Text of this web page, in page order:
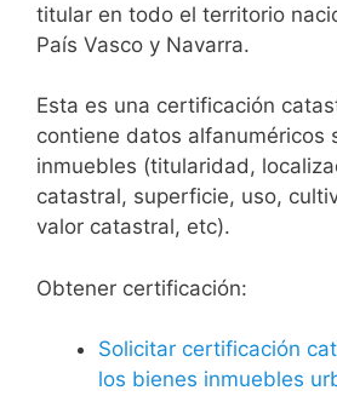
titular en todo el territorio
País Vasco y Navarra.
Esta es una certificación
contiene datos alfanuméricos
inmuebles (titularidad,
catastral, superficie, uso,
valor catastral, etc).
Obtener certificación:
Solicitar certificación
los bienes inmuebles